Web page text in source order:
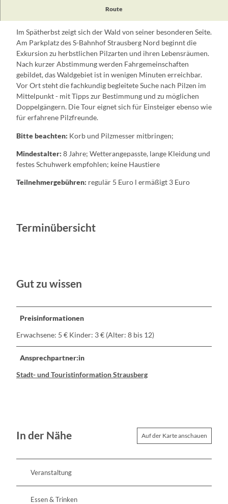
Route
S-Bahnhof Strausberg Nord
Im Spätherbst zeigt sich der Wald von seiner besonderen Seite.
Am Parkplatz des S-Bahnhof Strausberg Nord beginnt die
Exkursion zu herbstlichen Pilzarten und ihren Lebensräumen.
Nach kurzer Abstimmung werden Fahrgemeinschaften
gebildet, das Waldgebiet ist in wenigen Minuten erreichbar.
Vor Ort steht die fachkundig begleitete Suche nach Pilzen im
Mittelpunkt - mit Tipps zur Bestimmung und zu möglichen
Doppelgängern. Die Tour eignet sich für Einsteiger ebenso wie
für erfahrene Pilzfreunde.
Bitte beachten: Korb und Pilzmesser mitbringen;
Mindestalter: 8 Jahre; Wetterangepasste, lange Kleidung und
festes Schuhwerk empfohlen; keine Haustiere
Teilnehmergebühren: regulär 5 Euro l ermäßigt 3 Euro
Terminübersicht
Gut zu wissen
Preisinformationen
Erwachsene: 5 € Kinder: 3 € (Alter: 8 bis 12)
Ansprechpartner:in
Stadt- und Touristinformation Strausberg
In der Nähe Auf der Karte anschauen
Veranstaltung
Essen & Trinken